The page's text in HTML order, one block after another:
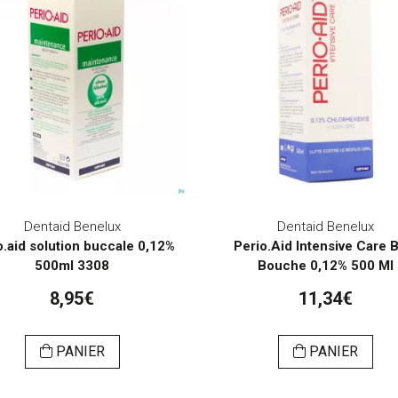
Dentaid Benelux
solution buccale 0,12%
500ml 3308
8,95€
PANIER
Dentaid Benelux
Perio.Aid Intensive Care
Bouche 0,12% 500 Ml
11,34€
PANIER